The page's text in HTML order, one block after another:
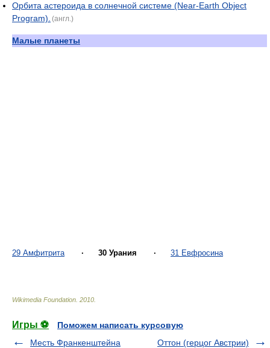
Орбита астероида в солнечной системе (Near-Earth Object
Program). (англ.)
Малые планеты
29 Амфитрита · 30 Урания · 31 Евфросина
Wikimedia Foundation 2010
Игры ⚽
Поможем написать курсовую
Месть Франкенштейна
Оттон (герцог Австрии)